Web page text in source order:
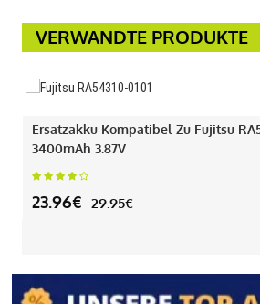
VERWANDTE PRODUKTE
Ersatzakku Kompatibel Zu Fujitsu
3400mAh 3.87V
23.96€ 29.95€